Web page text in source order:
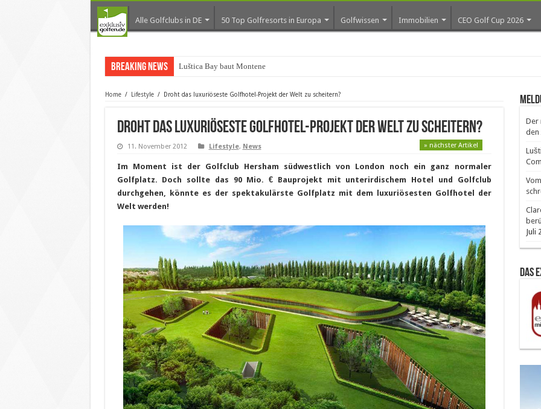
Alle Golfclubs in DE 50 Top Golfresorts in Europa Golfwissen Immobilien CEO Golf Cup 2026
Breaking News Luštica Bay baut Montenegros erste Golf-Commu
Home / Lifestyle / Droht das luxuriöseste Golfhotel-Projekt der Welt zu scheitern?
Droht das luxuriöseste Golfhotel-Projekt der Welt zu scheitern?
11. November 2012 Lifestyle, News » nächster Artikel
Im Moment ist der Golfclub Hersham südwestlich von London noch ein ganz normaler
Golfplatz. Doch sollte das 90 Mio. € Bauprojekt mit unterirdischem Hotel und Golfclub
durchgehen, könnte es der spektakulärste Golfplatz mit dem luxuriösesten Golfhotel der
Welt werden!
Der
den
Juli
Das